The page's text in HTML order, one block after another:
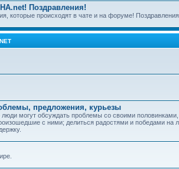
Поздравления!
которые происходят в чате и на форуме!
предложения, курьезы
могут обсуждать проблемы со своими половинками,
с ними; делиться радостями и победами на